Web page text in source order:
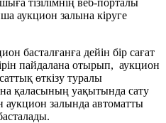
тізілімнің веб-порталы
аукцион залына кіруге
басталғанға дейін бір сағат
пайдалана отырып, аукцион
өткізу туралы
қаласының уақытында сату
аукцион залында автоматты